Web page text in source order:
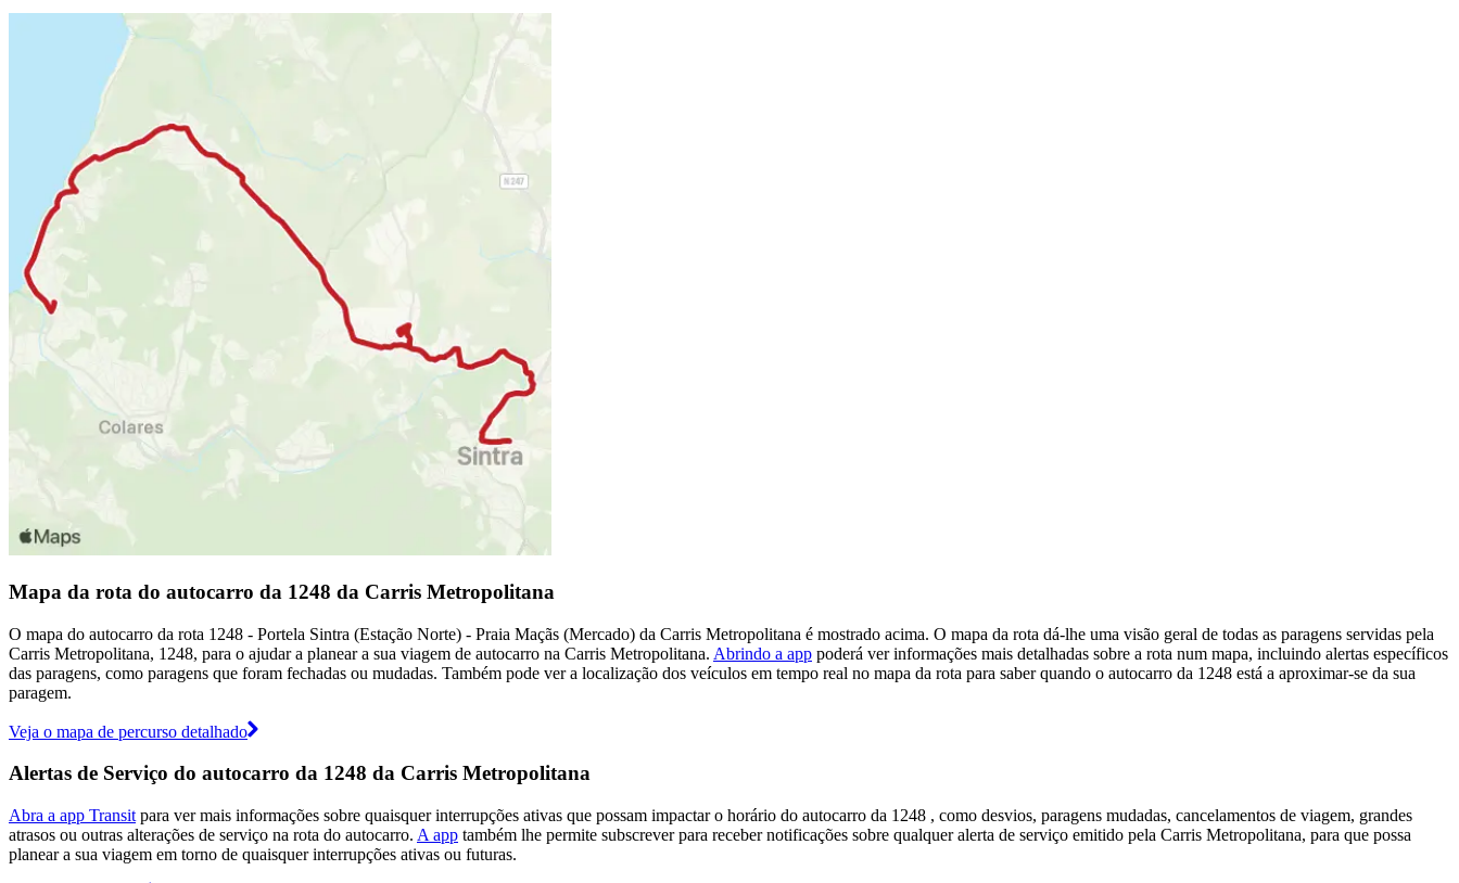
Mapa da rota do autocarro da 1248 da Carris Metropolitana
O mapa do autocarro da rota 1248 - Portela Sintra (Estação Norte) - Praia Maçãs (Mercado) da Carris Metropolitana é mostrado acima. O mapa da rota dá-lhe uma visão geral de todas as paragens servidas pela
Carris Metropolitana, 1248, para o ajudar a planear a sua viagem de autocarro na Carris Metropolitana. Abrindo a app poderá ver informações mais detalhadas sobre a rota num mapa, incluindo alertas específicos
das paragens, como paragens que foram fechadas ou mudadas. Também pode ver a localização dos veículos em tempo real no mapa da rota para saber quando o autocarro da 1248 está a aproximar-se da sua
paragem.
Veja o mapa de percurso detalhado
Alertas de Serviço do autocarro da 1248 da Carris Metropolitana
Abra a app Transit para ver mais informações sobre quaisquer interrupções ativas que possam impactar o horário do autocarro da 1248 , como desvios, paragens mudadas, cancelamentos de viagem, grandes
atrasos ou outras alterações de serviço na rota do autocarro. A app também lhe permite subscrever para receber notificações sobre qualquer alerta de serviço emitido pela Carris Metropolitana, para que possa
planear a sua viagem em torno de quaisquer interrupções ativas ou futuras.